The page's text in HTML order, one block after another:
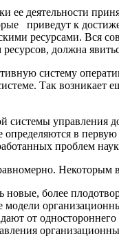
деятельности
приведут к
ресурсами. Вся
должна
систему
Так
системы
в
проблем
Некоторым
новые, более
от